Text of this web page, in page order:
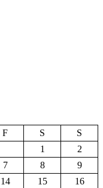
F S
S
1
2
7 8
9
14 15
16